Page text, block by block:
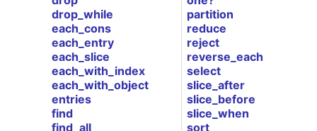
drop_while
each_cons
each_entry
each_slice
each_with_index
each_with_object
entries
find
find_all
partition
reduce
reject
reverse_each
select
slice_after
slice_before
slice_when
sort